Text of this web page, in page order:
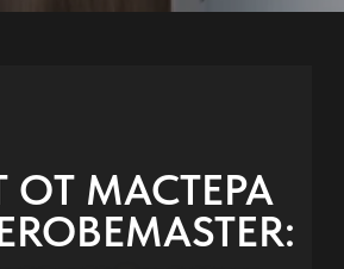
ОТ МАСТЕРА